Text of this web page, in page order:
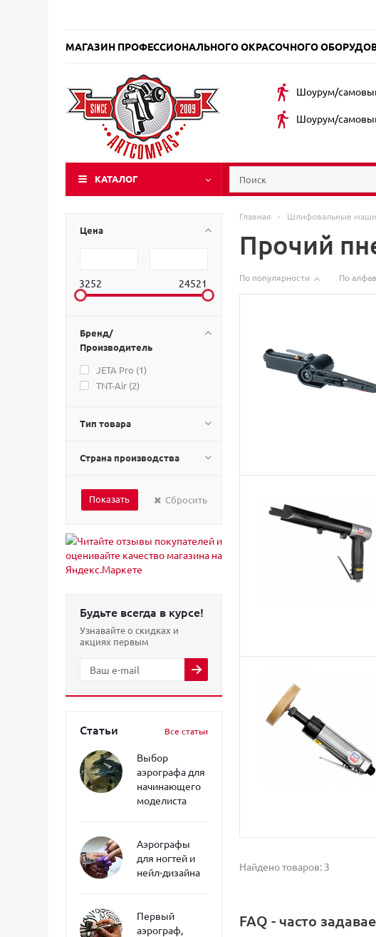
МАГАЗИН ПРОФЕССИОНАЛЬНОГО ОКРАСОЧНОГО
Шоурум/
Шоурум/
КАТАЛОГ
Цена
3252 24521
Бренд/
Производитель
JETA Pro (1)
TNT-Air (2)
Тип товара
Страна производства
Сбросить
Будьте всегда в курсе!
Узнавайте о скидках и
акциях первым
Статьи Все статьи
Выбор
аэрографа для
начинающего
моделиста
Аэрографы
для ногтей и
нейл-дизайна
Первый
аэрограф,
Главная - Шлифовальные
Прочий
По популярности По
Найдено товаров: 3
FAQ - часто